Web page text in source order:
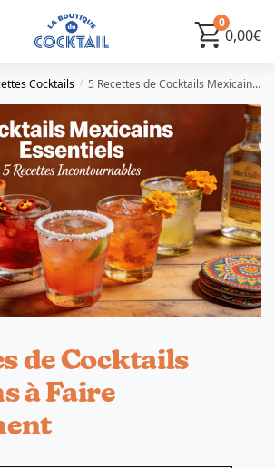
0
0,00€
Cocktails / 5 Recettes de Cocktails Mexicains à Faire Absolument
de Cocktails
à Faire